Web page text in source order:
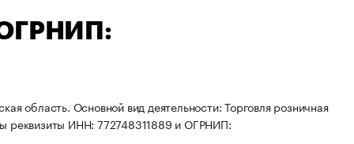
область. Основной вид деятельности: Торговля розничная
реквизиты ИНН: 772748311889 и ОГРНИП: